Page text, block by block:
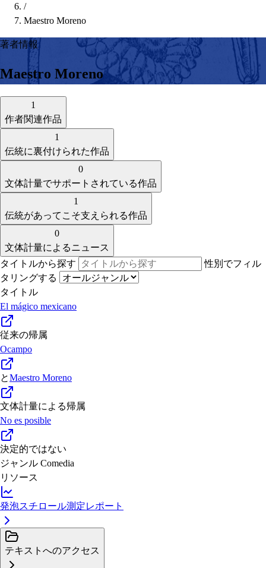
/
Maestro Moreno
著者情報
Maestro Moreno
1
作者関連作品
1
伝統に裏付けられた作品
0
文体計量でサポートされている作品
1
伝統があってこそ支えられる作品
0
文体計量によるニュース
タイトルから探す
性別でフィル
タリングする
タイトル
El mágico mexicano
従来の帰属
Ocampo
とMaestro Moreno
文体計量による帰属
No es posible
決定的ではない
ジャンル Comedia
リソース
発泡スチロール測定レポート
テキストへのアクセス